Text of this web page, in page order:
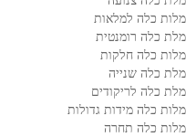
כלה למלאות
כלה רומנטית
כלה חלקות
כלה שנייה
כלה לריקודים
כלה מידות גדולות
כלה תחרה